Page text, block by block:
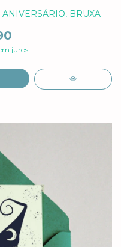
BRUXA
juros